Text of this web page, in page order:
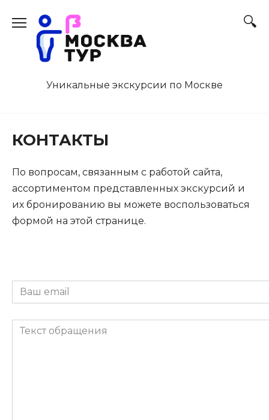
содержанию
Уникальные экскурсии по Москве
КОНТАКТЫ
По вопросам, связанным с работой сайта,
ассортиментом представленных экскурсий и
их бронированию вы можете воспользоваться
формой на этой странице.